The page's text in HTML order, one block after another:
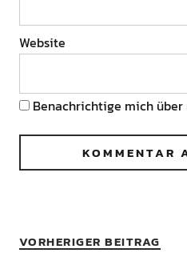
Website
Benachrichtige mich
VORHERIGER BEITRAG